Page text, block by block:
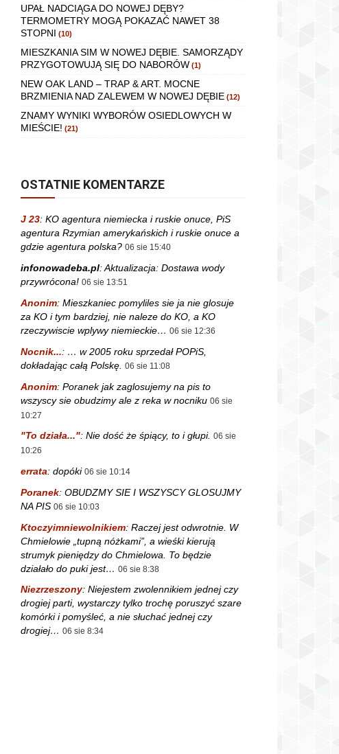
UPAŁ NADCIĄGA DO NOWEJ DĘBY?
TERMOMETRY MOGĄ POKAZAĆ NAWET 38
STOPNI (10)
MIESZKANIA SIM W NOWEJ DĘBIE. SAMORZĄDY
PRZYGOTOWUJĄ SIĘ DO NABORÓW (1)
NEW OAK LAND – TRAP & ART. MOCNE
BRZMIENIA NAD ZALEWEM W NOWEJ DĘBIE (12)
ZNAMY WYNIKI WYBORÓW OSIEDLOWYCH W
MIEŚCIE! (21)
OSTATNIE KOMENTARZE
J 23: KO agentura niemiecka i ruskie onuce, PiS
agentura Rzymian amerykańskich i ruskie onuce a
gdzie agentura polska? 06 sie 15:40
infonowadeba.pl:Aktualizacja: Dostawa wody
przywrócona! 06 sie 13:51
Anonim: Mieszkaniec pomyliles sie ja nie glosuje
za KO i tym bardziej, nie naleze do KO, a KO
rzeczywiscie wplywy niemieckie… 06 sie 12:36
Nocnik...: … w 2005 roku sprzedał POPiS,
dokładając całą Polskę. 06 sie 11:08
Anonim: Poranek jak zaglosujemy na pis to
wszyscy sie obudzimy ale z reka w nocniku 06 sie
10:27
"To działa...": Nie dość że śpiący, to i głupi. 06 sie
10:26
errata: dopóki 06 sie 10:14
Poranek: OBUDZMY SIE I WSZYSCY GLOSUJMY
NA PIS 06 sie 10:03
Ktoczyimniewolnikiem: Raczej jest odwrotnie. W
Chmielowie „tupną nóżkami”, a wieśki kierują
strumyk pieniędzy do Chmielowa. To będzie
działało do puki jest… 06 sie 8:38
Niezrzeszony: Niejestem zwolennikiem jednej czy
drogiej parti, wystarczy tylko trochę poruszyć szare
komórki i pomyśleć, a nie słuchać jednej czy
drogiej… 06 sie 8:34